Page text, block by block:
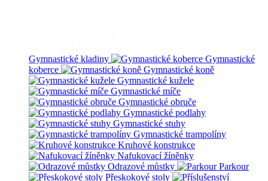
Gymnastické kladiny
Gymnastické
koberce
Gymnastické koně
Gymnastické kužele
Gymnastické míče
Gymnastické obruče
Gymnastické podlahy
Gymnastické stuhy
Gymnastické trampolíny
Kruhové konstrukce
Nafukovací žíněnky
Odrazové můstky
Parkour
Přeskokové stoly